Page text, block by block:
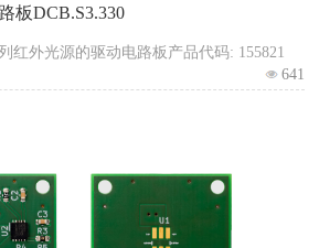
板DCB.S3.330
红外光源的驱动电路板产品代码: 155821
641